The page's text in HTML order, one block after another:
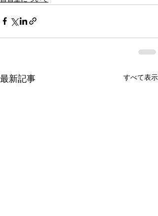
最新記事 すべて表示